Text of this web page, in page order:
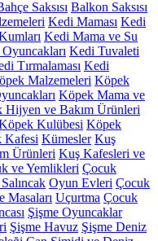
Saksısı Balkon Saksısı
Kedi Maması Kedi
Kedi Mama ve Su
Kedi Tuvaleti
Tırmalaması Kedi
Malzemeleri Köpek
Köpek Mama ve
Hijyen ve Bakım Ürünleri
Kulübesi Köpek
Kafesi Kümesler Kuş
Ürünleri Kuş Kafesleri ve
ve Yemlikleri Çocuk
Oyun Evleri Çocuk
Masaları Uçurtma Çocuk
Şişme Oyuncaklar
Şişme Havuz Şişme Deniz